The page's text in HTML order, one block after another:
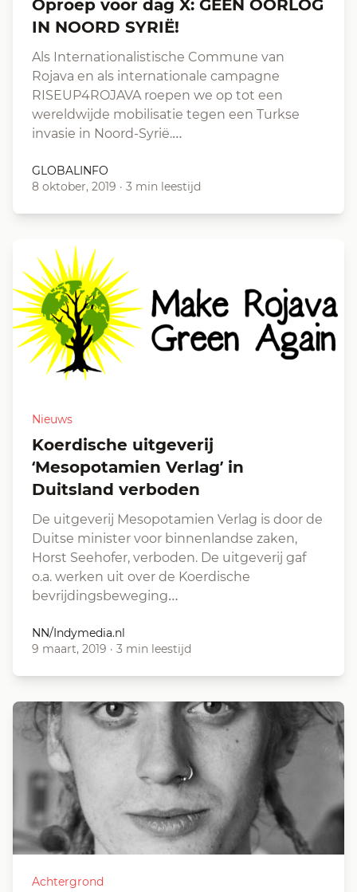
Oproep voor dag X: GEEN OORLOG
IN NOORD SYRIË!
Als Internationalistische Commune van
Rojava en als internationale campagne
RISEUP4ROJAVA roepen we op tot een
wereldwijde mobilisatie tegen een Turkse
invasie in Noord-Syrië.…
GLOBALINFO
8 oktober, 2019 · 3 min leestijd
Nieuws
Koerdische uitgeverij
‘Mesopotamien Verlag’ in
Duitsland verboden
De uitgeverij Mesopotamien Verlag is door de
Duitse minister voor binnenlandse zaken,
Horst Seehofer, verboden. De uitgeverij gaf
o.a. werken uit over de Koerdische
bevrijdingsbeweging…
NN/Indymedia.nl
9 maart, 2019 · 3 min leestijd
Achtergrond